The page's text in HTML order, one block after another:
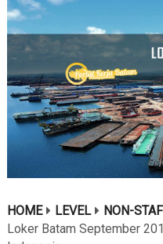
HOME LEVEL
NON-
Loker Batam September